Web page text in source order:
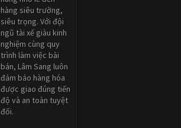
hàng siêu trường,
siêu trọng. Với đội
ngũ tài xế giàu kinh
nghiệm cùng quy
trình làm việc bài
bản, Lâm Sang luôn
đảm bảo hàng hóa
được giao đúng tiến
độ và an toàn tuyệt
đối.